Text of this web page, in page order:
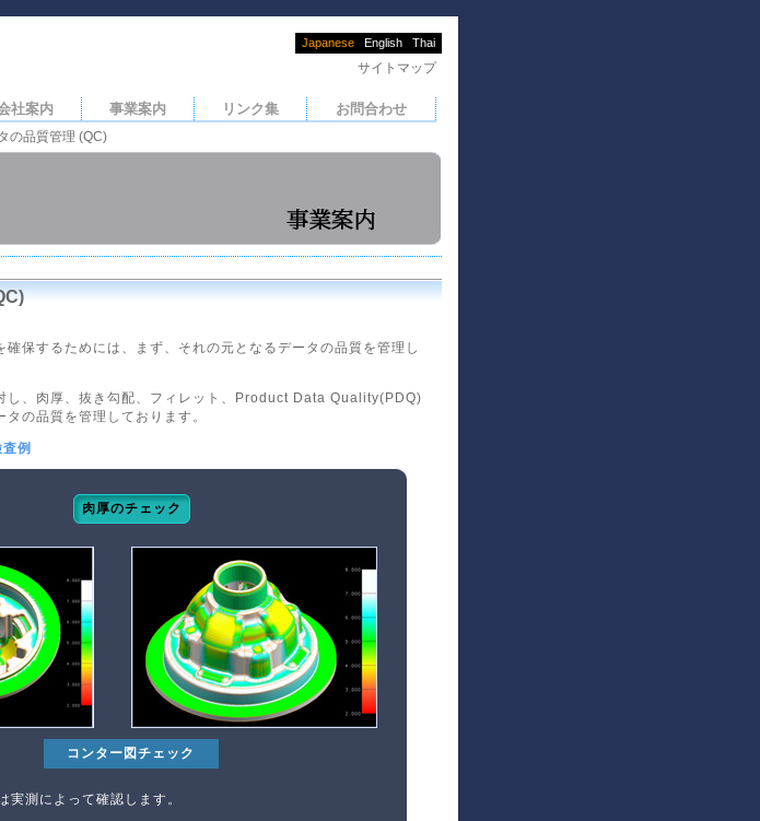
Japanese English Thai
サイトマップ
社案内 事業案内 リンク集 お問合わせ
の品質管理 (QC)
確保するためには、まず、それの元となるデータの品質を管理し
し、肉厚、抜き勾配、フィレット、Product Data Quality(PDQ)
の品質を管理しております。
例
肉厚のチェック
コンター図チェック
実測によって確認します。